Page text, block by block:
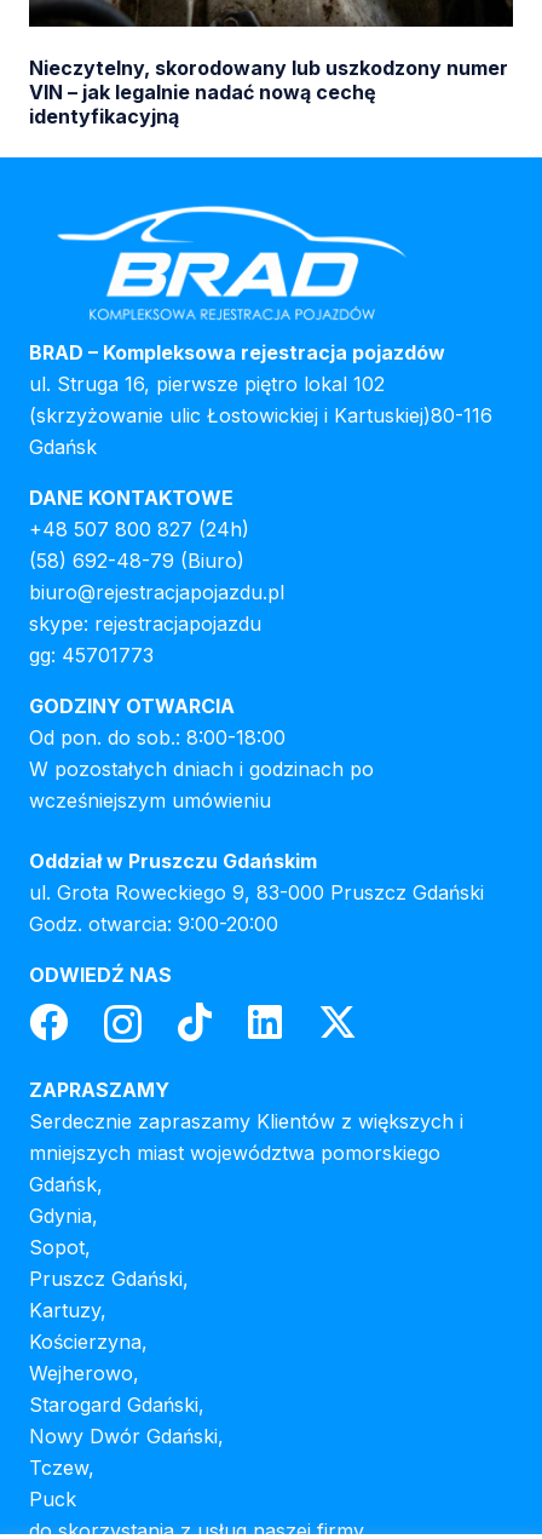
Nieczytelny, skorodowany lub uszkodzony numer
VIN – jak legalnie nadać nową cechę
identyfikacyjną
BRAD – Kompleksowa rejestracja pojazdów
ul. Struga 16, pierwsze piętro lokal 102
(skrzyżowanie ulic Łostowickiej i Kartuskiej)80-116
Gdańsk
DANE KONTAKTOWE
+48 507 800 827 (24h)
(58) 692-48-79 (Biuro)
biuro@rejestracjapojazdu.pl
skype: rejestracjapojazdu
gg: 45701773
GODZINY OTWARCIA
Od pon. do sob.: 8:00-18:00
W pozostałych dniach i godzinach po
wcześniejszym umówieniu
Oddział w Pruszczu Gdańskim
ul. Grota Roweckiego 9, 83-000 Pruszcz Gdański
Godz. otwarcia: 9:00-20:00
ODWIEDŹ NAS
ZAPRASZAMY
Serdecznie zapraszamy Klientów z większych i
mniejszych miast województwa pomorskiego
Gdańsk,
Gdynia,
Sopot,
Pruszcz Gdański,
Kartuzy,
Kościerzyna,
Wejherowo,
Starogard Gdański,
Nowy Dwór Gdański,
Tczew,
Puck
do skorzystania z usług naszej firmy.